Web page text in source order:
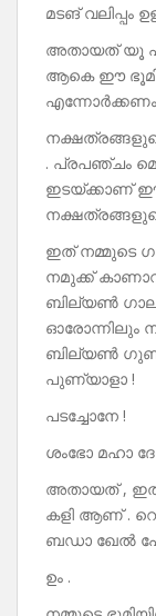
മടങ് വലിപ്പം
അതായത് യൂ
ആകെ ഈ
എന്നോർക്കണം
. പ്രപഞ്ചം
ഇടയ്ക്കാണ് ഈ
ഇത് നമ്മുടെ
നമുക്ക്
ബില്യൺ
ഓരോന്നിലും
ബില്യൺ
പുണ്യാളാ !
പടച്ചോനേ !
ശംഭോ മഹാ
അതായത് , ഇത്
കളി ആണ് .
ബഡാ ഖേൽ
ഉം .